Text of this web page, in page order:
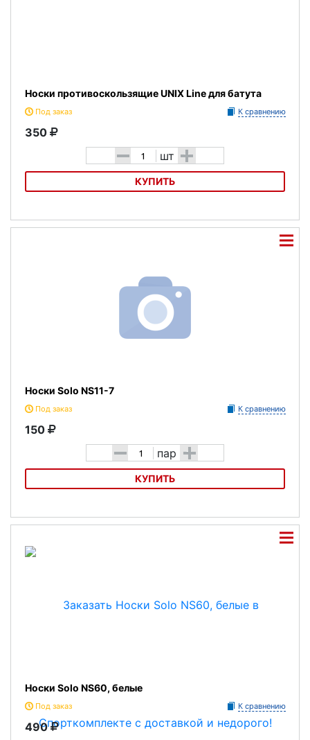
Носки противоскользящие UNIX Line для батута
Под заказ К сравнению
350
- шт +
КУПИТЬ
Носки противоскользящие UNIX Line для батута
Носки Solo NS11-7
Под заказ К сравнению
150
- пар +
КУПИТЬ
Носки Solo NS11-7
Носки Solo NS60, белые
Под заказ К сравнению
490